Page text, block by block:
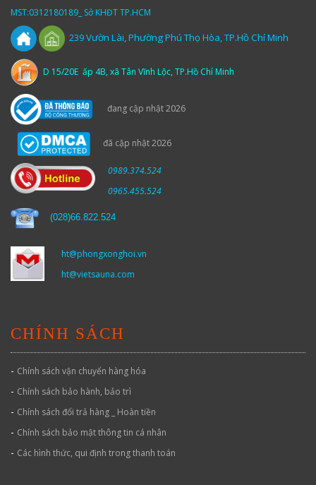
MST:0312180189_ Sở KHĐT TP.HCM
239Vườn Lài,Phường Phú Thọ Hòa, TP.Hồ Chí Minh
D 15/20E ấp 4B, xã Tân Vĩnh Lộc, TP.Hồ Chí Minh
đang cập nhật 2026
đã cập nhật 2026
0989.374.524
0965.455.524
(028)66.822.524
ht@phongxonghoi.vn
ht@vietsauna.com
CHÍNH SÁCH
- Chính sách vận chuyển hàng hóa
- Chính sách bảo hành, bảo trì
- Chính sách đổi trả hàng _ Hoàn tiền
- Chính sách bảo mật thông tin cá nhân
- Các hình thức, qui định trong thanh toán